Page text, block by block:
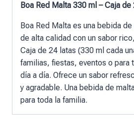
Boa Red Malta 330 ml – Caja de
Boa Red Malta es una bebida
de alta calidad con un sabor
Caja de 24 latas (330 ml cada
familias, fiestas, eventos o para
día a día. Ofrece un sabor
y agradable. Una bebida de
para toda la familia.